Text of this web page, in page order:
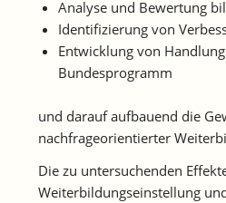
Analyse und Bewertung
Identifizierung von
Entwicklung von
Bundesprogramm
und darauf aufbauend die
nachfrageorientierter
Die zu untersuchenden
Weiterbildungseinstellung